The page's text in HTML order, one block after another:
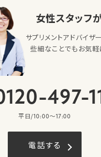
女性スタッフ
サプリメントアドバイザ
些細なことでもお気軽
497-
平日/10:00〜17:00
電話する